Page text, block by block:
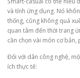
và tính ứng dụng. Nó
thống, cũng không quá
quan tâm đến thời trang
cần chọn vài món cơ
Đối với dân công nghệ,
ích thực tế: